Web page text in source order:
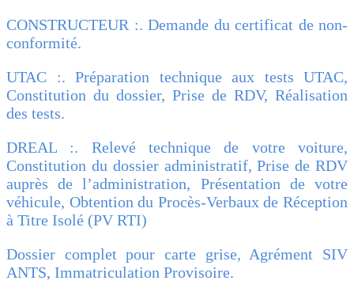
CONSTRUCTEUR :. Demande du certificat de non-
conformité.
UTAC :. Préparation technique aux tests UTAC,
Constitution du dossier, Prise de RDV, Réalisation
des tests.
DREAL :. Relevé technique de votre voiture,
Constitution du dossier administratif, Prise de RDV
auprès de l’administration, Présentation de votre
véhicule, Obtention du Procès-Verbaux de Réception
à Titre Isolé (PV RTI)
Dossier complet pour carte grise, Agrément SIV
ANTS, Immatriculation Provisoire.